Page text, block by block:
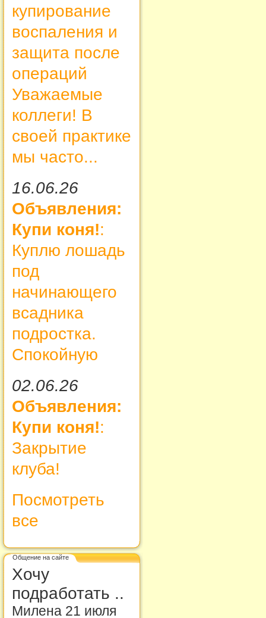
купирование
воспаления и
защита после
операций
Уважаемые
коллеги! В
своей практике
мы часто...
16.06.26
Объявления:
Купи коня!:
Куплю лошадь
под
начинающего
всадника
подростка.
Спокойную
02.06.26
Объявления:
Купи коня!:
Закрытие
клуба!
Посмотреть
все
Общение на сайте
Хочу
подработать ..
Милена 21 июля